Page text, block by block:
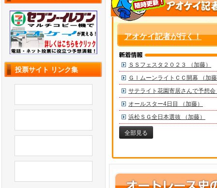
投票サイト リンク集
アオケイ記者が行く！
ＳＳフェスタ２０２３ （加藤）
ＧⅠムーンライトＣＣ開幕 （加
サテライト花園寄居さんで予想会
オールスター4日目 （加藤）
浜松ＳＧ全日本選抜 （加藤）
全部見る